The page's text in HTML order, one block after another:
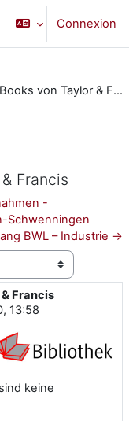
Connexion
Bibliothek: eBooks von Taylor & Francis
Francis
-
Schwenningen
BWL – Industrie →
Francis
13:58
keine